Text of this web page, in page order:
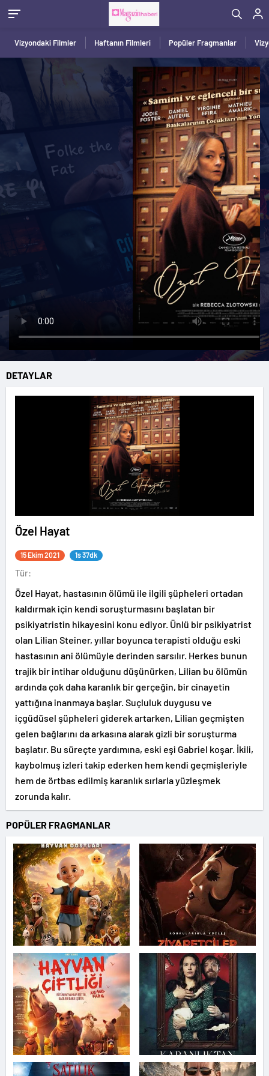
Vizyondaki Filmler Haftanın Filmleri Popüler Fragmanlar
DETAYLAR
Özel Hayat
15 Ekim 2021 1s 37dk
Tür:
Özel Hayat, hastasının ölümü ile ilgili şüpheleri ortadan
kaldırmak için kendi soruşturmasını başlatan bir
psikiyatristin hikayesini konu ediyor. Ünlü bir psikiyatrist
olan Lilian Steiner, yıllar boyunca terapisti olduğu eski
hastasının ani ölümüyle derinden sarsılır. Herkes bunun
trajik bir intihar olduğunu düşünürken, Lilian bu ölümün
ardında çok daha karanlık bir gerçeğin, bir cinayetin
yattığına inanmaya başlar. Suçluluk duygusu ve
içgüdüsel şüpheleri giderek artarken, Lilian geçmişten
gelen bağlarını da arkasına alarak gizli bir soruşturma
başlatır. Bu süreçte yardımına, eski eşi Gabriel koşar. İkili,
kaybolmuş izleri takip ederken hem kendi geçmişleriyle
hem de örtbas edilmiş karanlık sırlarla yüzleşmek
zorunda kalır.
POPÜLER FRAGMANLAR